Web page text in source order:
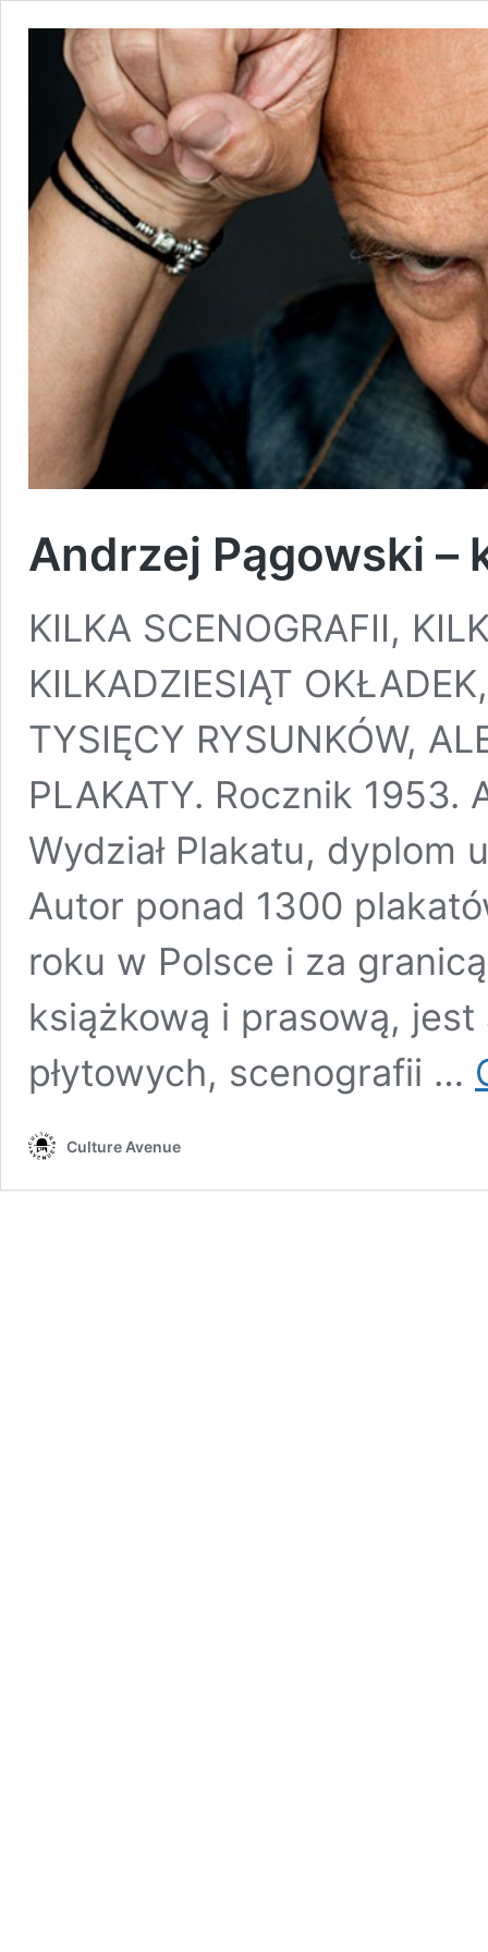
Andrzej Pągowski –
KILKA SCENOGRAFII,
KILKADZIESIĄT
TYSIĘCY RYSUNKÓW,
PLAKATY. Rocznik 1953.
Wydział Plakatu, dyplom
Autor ponad 1300
roku w Polsce i za
książkową i prasową,
płytowych, scenografii …
Culture Avenue